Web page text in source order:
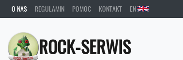
O NAS REGULAMIN POMOC KONTAKT EN
ROCK-SERWIS